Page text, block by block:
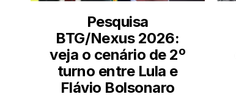
Pesquisa
BTG/Nexus 2026:
veja o cenário de 2º
turno entre Lula e
Flávio Bolsonaro